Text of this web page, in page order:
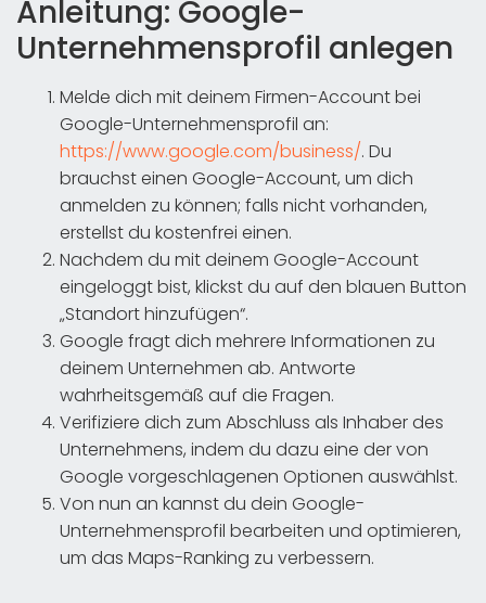
Anleitung: Google-
Unternehmensprofil anlegen
Melde dich mit deinem Firmen-Account bei
Google-Unternehmensprofil an:
https://www.google.com/business/. Du
brauchst einen Google-Account, um dich
anmelden zu können; falls nicht vorhanden,
erstellst du kostenfrei einen.
Nachdem du mit deinem Google-Account
eingeloggt bist, klickst du auf den blauen Button
„Standort hinzufügen“.
Google fragt dich mehrere Informationen zu
deinem Unternehmen ab. Antworte
wahrheitsgemäß auf die Fragen.
Verifiziere dich zum Abschluss als Inhaber des
Unternehmens, indem du dazu eine der von
Google vorgeschlagenen Optionen auswählst.
Von nun an kannst du dein Google-
Unternehmensprofil bearbeiten und optimieren,
um das Maps-Ranking zu verbessern.